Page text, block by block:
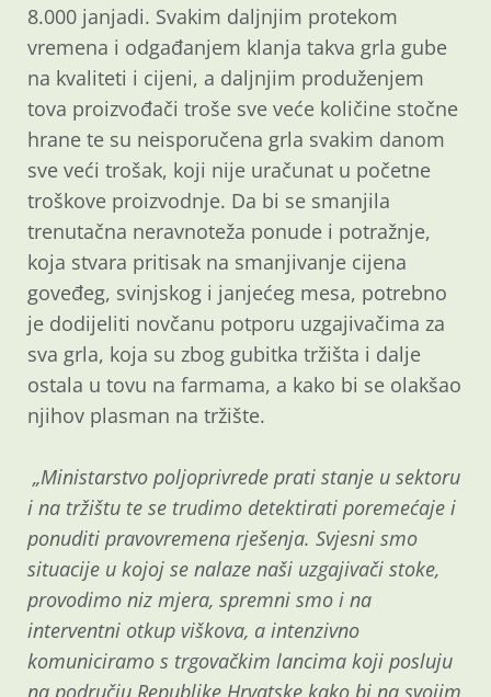
8.000 janjadi. Svakim daljnjim protekom
vremena i odgađanjem klanja takva grla gube
na kvaliteti i cijeni, a daljnjim produženjem
tova proizvođači troše sve veće količine stočne
hrane te su neisporučena grla svakim danom
sve veći trošak, koji nije uračunat u početne
troškove proizvodnje. Da bi se smanjila
trenutačna neravnoteža ponude i potražnje,
koja stvara pritisak na smanjivanje cijena
goveđeg, svinjskog i janjećeg mesa, potrebno
je dodijeliti novčanu potporu uzgajivačima za
sva grla, koja su zbog gubitka tržišta i dalje
ostala u tovu na farmama, a kako bi se olakšao
njihov plasman na tržište.
„Ministarstvo poljoprivrede prati stanje u sektoru
i na tržištu te se trudimo detektirati poremećaje i
ponuditi pravovremena rješenja. Svjesni smo
situacije u kojoj se nalaze naši uzgajivači stoke,
provodimo niz mjera, spremni smo i na
interventni otkup viškova, a intenzivno
komuniciramo s trgovačkim lancima koji posluju
na području Republike Hrvatske kako bi na svojim